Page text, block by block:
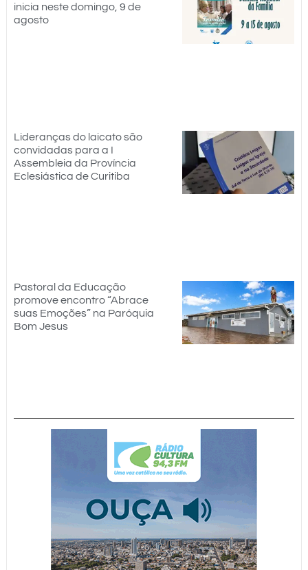
inicia neste domingo, 9 de
agosto
Lideranças do laicato são
convidadas para a I
Assembleia da Província
Eclesiástica de Curitiba
Pastoral da Educação
promove encontro “Abrace
suas Emoções” na Paróquia
Bom Jesus